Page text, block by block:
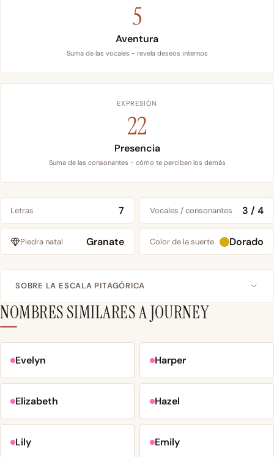
5
Aventura
Suma de las vocales - revela deseos internos
EXPRESIÓN
22
Presencia
Suma de las consonantes - cómo te perciben los demás
Letras 7 Vocales / consonantes 3 / 4
Piedra natal Granate Color de la suerte Dorado
SOBRE LA ESCALA PITAGÓRICA
NOMBRES SIMILARES A JOURNEY
Evelyn Harper
Elizabeth Hazel
Lily Emily